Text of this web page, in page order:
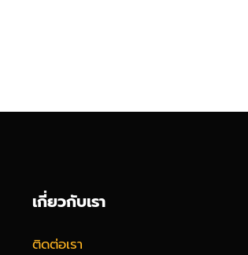
เกี่ยวกับเรา
ติดต่อเรา